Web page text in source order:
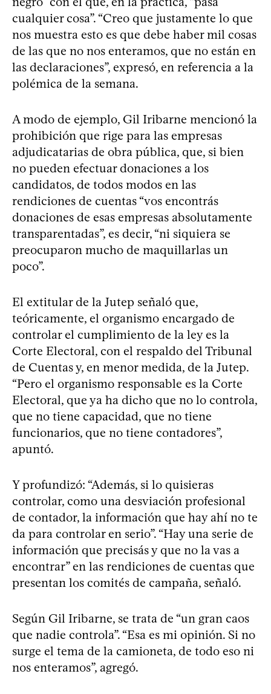
cualquier cosa”. “Creo que justamente lo que
nos muestra esto es que debe haber mil cosas
de las que no nos enteramos, que no están en
las declaraciones”, expresó, en referencia a la
polémica de la semana.
A modo de ejemplo, Gil Iribarne mencionó la
prohibición que rige para las empresas
adjudicatarias de obra pública, que, si bien
no pueden efectuar donaciones a los
candidatos, de todos modos en las
rendiciones de cuentas “vos encontrás
donaciones de esas empresas absolutamente
transparentadas”, es decir, “ni siquiera se
preocuparon mucho de maquillarlas un
poco”.
El extitular de la Jutep señaló que,
teóricamente, el organismo encargado de
controlar el cumplimiento de la ley es la
Corte Electoral, con el respaldo del Tribunal
de Cuentas y, en menor medida, de la Jutep.
“Pero el organismo responsable es la Corte
Electoral, que ya ha dicho que no lo controla,
que no tiene capacidad, que no tiene
funcionarios, que no tiene contadores”,
apuntó.
Y profundizó: “Además, si lo quisieras
controlar, como una desviación profesional
de contador, la información que hay ahí no te
da para controlar en serio”. “Hay una serie de
información que precisás y que no la vas a
encontrar” en las rendiciones de cuentas que
presentan los comités de campaña, señaló.
Según Gil Iribarne, se trata de “un gran caos
que nadie controla”. “Esa es mi opinión. Si no
surge el tema de la camioneta, de todo eso ni
nos enteramos”, agregó.